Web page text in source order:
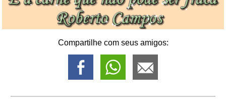
Compartilhe com seus amigos: